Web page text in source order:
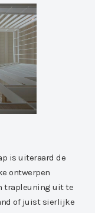
is uiteraard de
ontwerpen
trapleuning uit te
of juist sierlijke